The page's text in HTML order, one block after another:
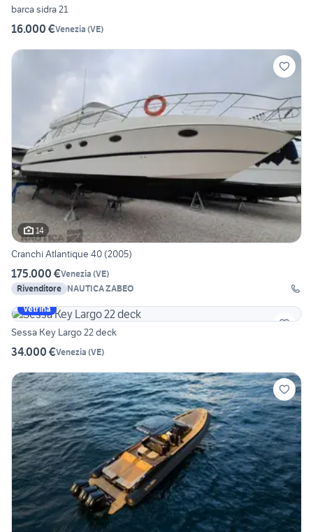
barca sidra 21
16.000 €Venezia (VE)
14
Cranchi Atlantique 40 (2005)
175.000 €Venezia (VE)
Rivenditore NAUTICA ZABEO
Vetrina
Sessa Key Largo 22 deck
34.000 €Venezia (VE)